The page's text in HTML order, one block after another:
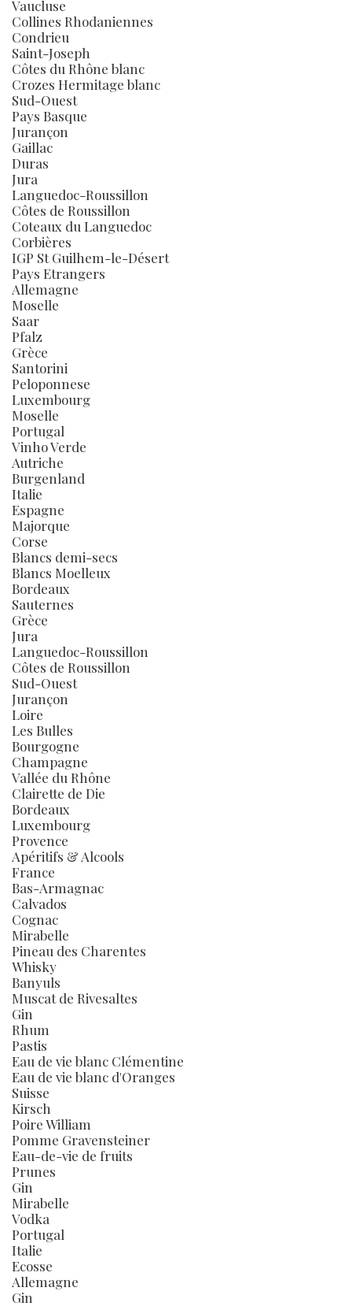
Vaucluse
Collines Rhodaniennes
Condrieu
Saint-Joseph
Côtes du Rhône blanc
Crozes Hermitage blanc
Sud-Ouest
Pays Basque
Jurançon
Gaillac
Duras
Jura
Languedoc-Roussillon
Côtes de Roussillon
Coteaux du Languedoc
Corbières
IGP St Guilhem-le-Désert
Pays Etrangers
Allemagne
Moselle
Saar
Pfalz
Grèce
Santorini
Peloponnese
Luxembourg
Moselle
Portugal
Vinho Verde
Autriche
Burgenland
Italie
Espagne
Majorque
Corse
Blancs demi-secs
Blancs Moelleux
Bordeaux
Sauternes
Grèce
Jura
Languedoc-Roussillon
Côtes de Roussillon
Sud-Ouest
Jurançon
Loire
Les Bulles
Bourgogne
Champagne
Vallée du Rhône
Clairette de Die
Bordeaux
Luxembourg
Provence
Apéritifs & Alcools
France
Bas-Armagnac
Calvados
Cognac
Mirabelle
Pineau des Charentes
Whisky
Banyuls
Muscat de Rivesaltes
Gin
Rhum
Pastis
Eau de vie blanc Clémentine
Eau de vie blanc d'Oranges
Suisse
Kirsch
Poire William
Pomme Gravensteiner
Eau-de-vie de fruits
Prunes
Gin
Mirabelle
Vodka
Portugal
Italie
Ecosse
Allemagne
Gin